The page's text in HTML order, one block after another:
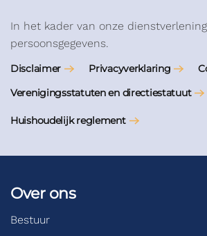
In het kader van onze
persoonsgegevens.
Disclaimer Privacyverklaring
Verenigingsstatuten en directiestatuut
Huishoudelijk reglement
Over ons
Bestuur